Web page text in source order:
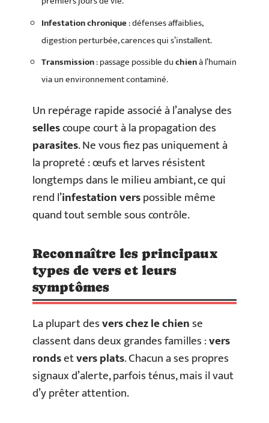
Infestation chronique: défenses affaiblies,
digestion perturbée, carences qui s’installent.
Transmission: passage possible duchienà l’humain
via un environnement contaminé.
Un repérage rapide associé à l’analyse des
sellescoupe court à la propagation des
parasites. Ne vous fiez pas uniquement à
la propreté : œufs et larves résistent
longtemps dans le milieu ambiant, ce qui
rend l’infestation verspossible même
quand tout semble sous contrôle.
Reconnaître les principaux
types de vers et leurs
symptômes
La plupart desvers chez le chiense
classent dans deux grandes familles :vers
rondsetvers plats. Chacun a ses propres
signaux d’alerte, parfois ténus, mais il vaut
d’y prêter attention.